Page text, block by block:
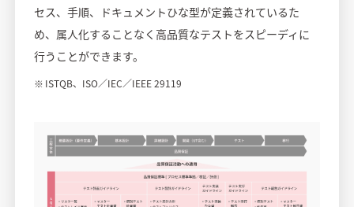
セス、手順、ドキュメントひな型が定義されているた
め、属人化することなく高品質なテストをスピーディに
行うことができます。
ISTQB、ISO／IEC／IEEE 29119